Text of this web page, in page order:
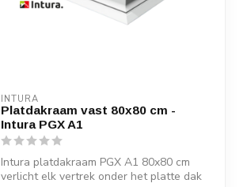
INTURA
Platdakraam vast 80x80 cm -
Intura PGX A1
Intura platdakraam PGX A1 80x80 cm
verlicht elk vertrek onder het platte dak